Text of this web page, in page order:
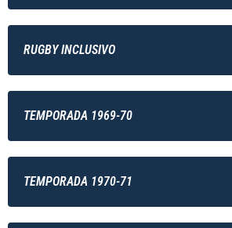
RUGBY INCLUSIVO
TEMPORADA 1969-70
TEMPORADA 1970-71